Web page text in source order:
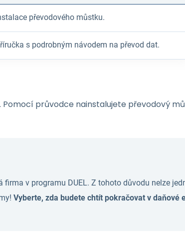
převodového můstku.
s podrobným návodem na převod dat.
. Pomocí průvodce nainstalujete převodový
v programu DUEL. Z tohoto důvodu nelze
Vyberte, zda budete chtít pokračovat v